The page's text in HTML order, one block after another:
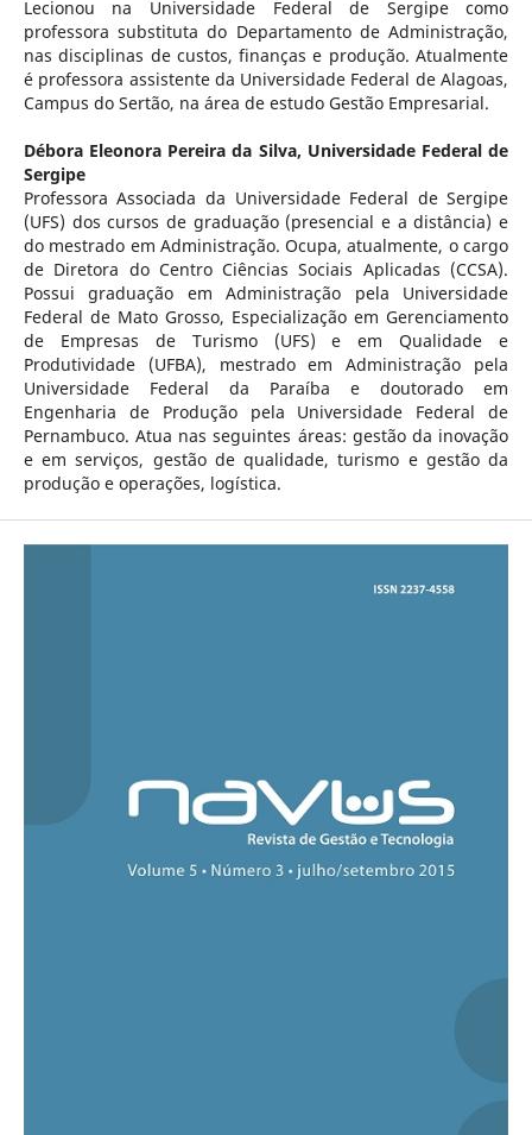
Lecionou na Universidade Federal de Sergipe como
professora substituta do Departamento de Administração,
nas disciplinas de custos, finanças e produção. Atualmente
é professora assistente da Universidade Federal de Alagoas,
Campus do Sertão, na área de estudo Gestão Empresarial.
Débora Eleonora Pereira da Silva, Universidade Federal de
Sergipe
Professora Associada da Universidade Federal de Sergipe
(UFS) dos cursos de graduação (presencial e a distância) e
do mestrado em Administração. Ocupa, atualmente, o cargo
de Diretora do Centro Ciências Sociais Aplicadas (CCSA).
Possui graduação em Administração pela Universidade
Federal de Mato Grosso, Especialização em Gerenciamento
de Empresas de Turismo (UFS) e em Qualidade e
Produtividade (UFBA), mestrado em Administração pela
Universidade Federal da Paraíba e doutorado em
Engenharia de Produção pela Universidade Federal de
Pernambuco. Atua nas seguintes áreas: gestão da inovação
e em serviços, gestão de qualidade, turismo e gestão da
produção e operações, logística.